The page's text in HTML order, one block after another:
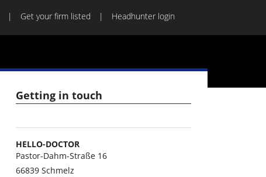
Get your firm listed Headhunter login
Getting in touch
HELLO-DOCTOR
Pastor-Dahm-Straße 16
66839 Schmelz